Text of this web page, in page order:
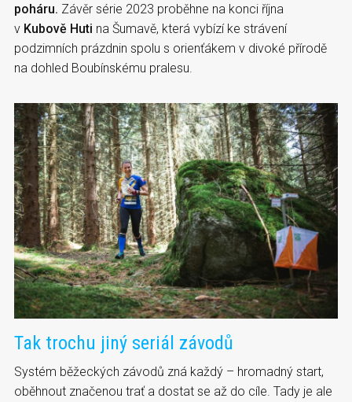
poháru. Závěr série 2023 proběhne na konci října
v Kubově Huti na Šumavě, která vybízí ke strávení
podzimních prázdnin spolu s orienťákem v divoké přírodě
na dohled Boubínskému pralesu.
Tak trochu jiný seriál závodů
Systém běžeckých závodů zná každý – hromadný start,
oběhnout značenou trať a dostat se až do cíle. Tady je ale